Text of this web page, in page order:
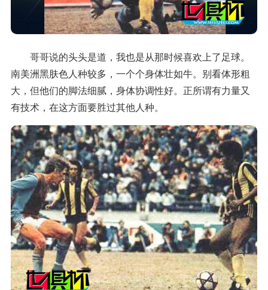
哥哥说的头头是道，我也是从那时候喜欢上了足球。
南美洲黑肤色人种较多，一个个身体壮如牛。别看体形粗
大，但他们的脚法细腻，身体协调性好。正所谓有力量又
有技术，在这方面要胜过其他人种。